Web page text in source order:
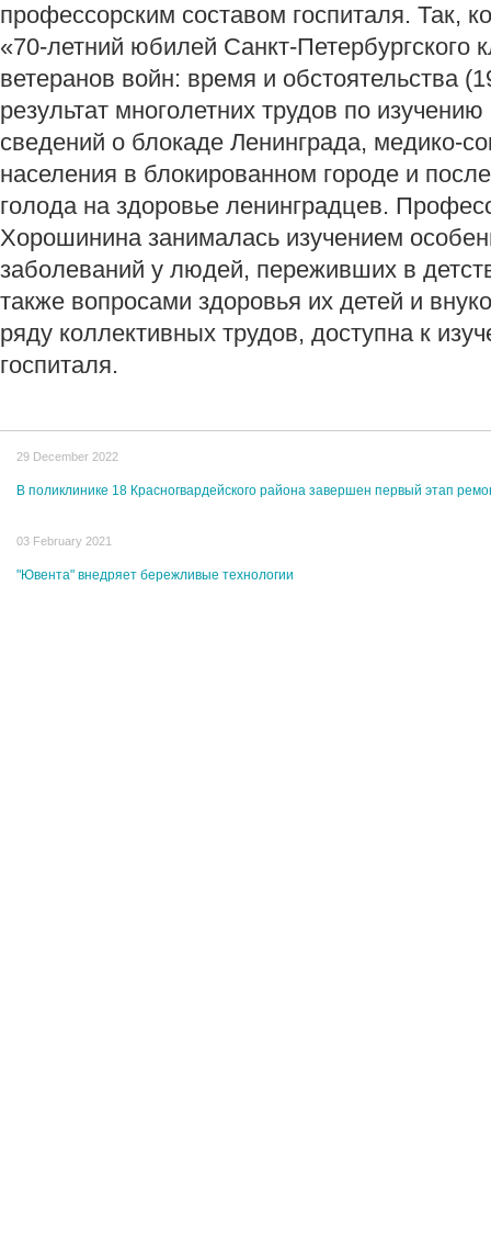
профессорским составом госпиталя. Так,
«70-летний юбилей Санкт-Петербургского
ветеранов войн: время и обстоятельства
результат многолетних трудов по
сведений о блокаде Ленинграда, медико-
населения в блокированном городе и
голода на здоровье ленинградцев.
Хорошинина занималась изучением
заболеваний у людей, переживших в
также вопросами здоровья их детей и
ряду коллективных трудов, доступна к
госпиталя.
29 December 2022
В поликлинике 18 Красногвардейского района завершен первый этап
03 February 2021
"Ювента" внедряет бережливые технологии